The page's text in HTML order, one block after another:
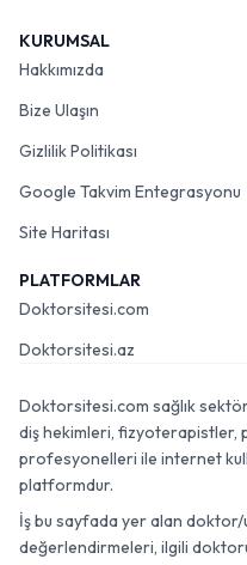
KURUMSAL
Hakkımızda
Bize Ulaşın
Gizlilik Politikası
Google Takvim Entegrasyonu
Site Haritası
PLATFORMLAR
Doktorsitesi.com
Doktorsitesi.az
Doktorsitesi.com sağlık
diş hekimleri, fizyoterapistler,
profesyonelleri ile internet
platformdur.
İş bu sayfada yer alan doktor/
değerlendirmeleri, ilgili